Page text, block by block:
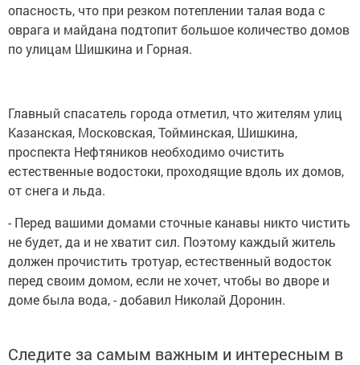
опасность, что при резком потеплении талая вода с
оврага и майдана подтопит большое количество домов
по улицам Шишкина и Горная.
Главный спасатель города отметил, что жителям улиц
Казанская, Московская, Тойминская, Шишкина,
проспекта Нефтяников необходимо очистить
естественные водостоки, проходящие вдоль их домов,
от снега и льда.
- Перед вашими домами сточные канавы никто чистить
не будет, да и не хватит сил. Поэтому каждый житель
должен прочистить тротуар, естественный водосток
перед своим домом, если не хочет, чтобы во дворе и
доме была вода, - добавил Николай Доронин.
Следите за самым важным и интересным в